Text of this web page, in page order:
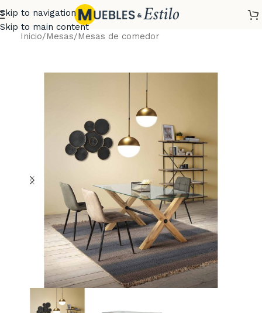
Skip to navigation
Skip to main content
Inicio/Mesas/Mesas de comedor